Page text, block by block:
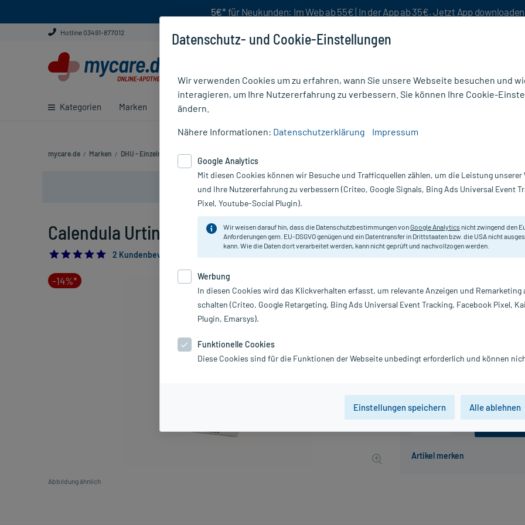
5€* für Neukunden: Im Web ab 55€ | In der App ab 35€. Jetzt App downloaden
Hotline 03491-877012
Kategorien Marken Ratgeber
mycare.de / Marken / DHU - Einzelmittel / Urtinkturen
Nur für kurze Zeit:Gratis-Versand* ab 19€ Mindestbestellwert!
Calendula Urtinktur, 20 ml
5.0
2 Kundenbewertungen*
-14%*
Abbildung ähnlich
inkl. MwSt. zzgl. Versandkosten
DHU - Einzelmittel
Homöopathisches Arzneimittel.
PZN:
Hersteller:
Datenschutz- und Cookie-Einstellungen
Wir verwenden Cookies um zu erfahren, wann Sie unsere Webseite besuchen und
interagieren, um Ihre Nutzererfahrung zu verbessern. Sie können Ihre Cookie-
ändern.
Nähere Informationen: Datenschutzerklärung Impressum
Google Analytics
Mit diesen Cookies können wir Besuche und Trafficquellen zählen, um die Leistung unserer
und Ihre Nutzererfahrung zu verbessern (Criteo, Google Signals, Bing Ads Universal Event
Pixel, Youtube-Social Plugin).
Wir weisen darauf hin, dass die Datenschutzbestimmungen vonGoogle Analytics nicht zwingend den
Anforderungen gem. EU-DSGVO genügen und ein Datentransfer in Drittstaaten bzw. die USA nicht
kann. Wie die Daten dort verarbeitet werden, kann nicht geprüft und nachvollzogen werden.
Werbung
In diesen Cookies wird das Klickverhalten erfasst, um relevante Anzeigen und Remarketing
schalten (Criteo, Google Retargeting, Bing Ads Universal Event Tracking, Facebook Pixel,
Plugin, Emarsys).
Funktionelle Cookies
Diese Cookies sind für die Funktionen der Webseite unbedingt erforderlich und können
Einstellungen speichern Alle ablehnen